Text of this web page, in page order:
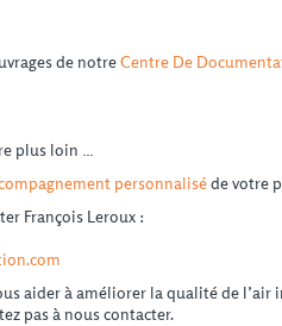
de notreCentre De
plus loin …
personnaliséde votre
François Leroux :
aider à améliorer la qualité de
pas à nous contacter.